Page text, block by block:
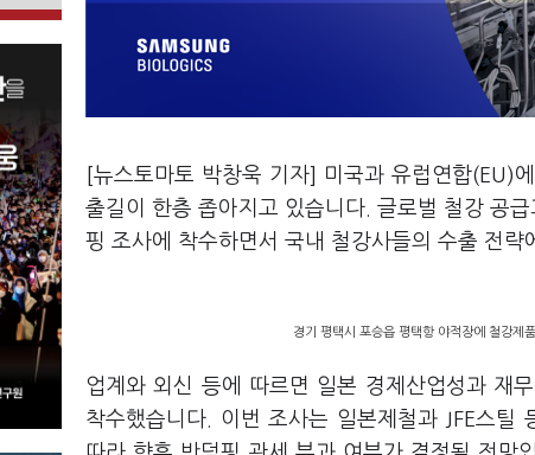
[뉴스토마토 박창욱 기자] 미국과 유럽연합(EU)
출길이 한층 좁아지고 있습니다. 글로벌 철강 공
핑 조사에 착수하면서 국내 철강사들의 수출 전략
경기 평택시 포승읍 평택항 야적장에 철강제
업계와 외신 등에 따르면 일본 경제산업성과 재
착수했습니다. 이번 조사는 일본제철과 JFE스틸